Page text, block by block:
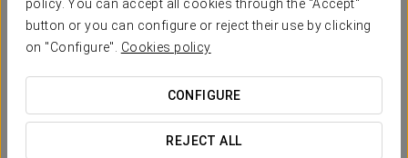
policy. You can accept all cookies through the "Accept"
button or you can configure or reject their use by clicking
on "Configure". Cookies policy
CONFIGURE
REJECT ALL
10€
Опыт Комфорта
Сделайте своё путешествие ещё комфортнее благодаря
предложению, созданному с учётом ваших
потребностей. Наслаждайтесь большей гибкостью во